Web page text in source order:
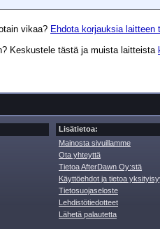
vikaa? Ehdota korjauksia laitteen
Keskustele tästä ja muista laitteista
Lisätietoa:
Mainosta sivuillamme
Ota yhteyttä
Tietoa AfterDawn Oy:stä
Käyttöehdot ja tietoa
Tietosuojaseloste
Lehdistötiedotteet
Lähetä palautetta